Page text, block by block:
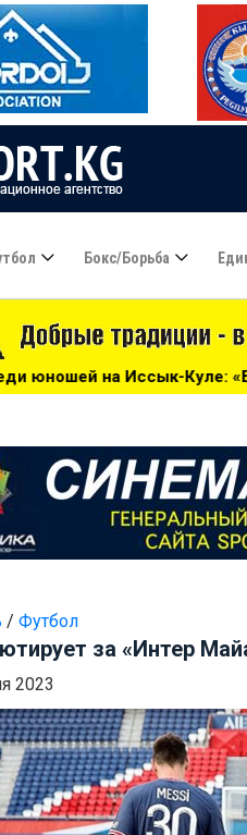
Бокс/борьба
«Бишкек» - чемпион! -
/ Футбол
за «Интер
2023